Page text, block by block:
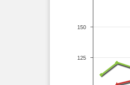
125
150